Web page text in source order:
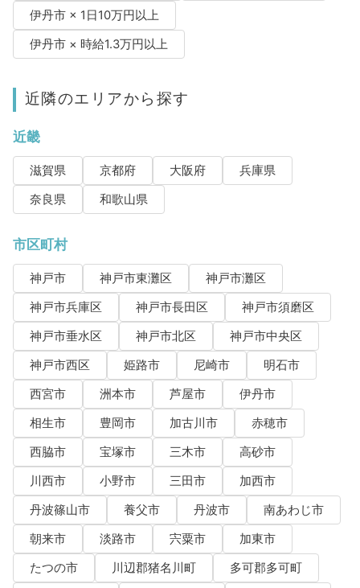
伊丹市 × 1日10万円以上
伊丹市 × 時給1.3万円以上
近隣のエリアから探す
近畿
滋賀県 京都府 大阪府
兵庫県
奈良県
和歌山県
市区町村
神戸市 神戸市東灘区
神戸市灘区
神戸市兵庫区
神戸市長田区
神戸市須磨区
神戸市垂水区
神戸市北区
神戸市中央区
神戸市西区
姫路市 尼崎市
明石市
西宮市
洲本市 芦屋市
伊丹市
相生市
豊岡市 加古川市
赤穂市
西脇市
宝塚市 三木市
高砂市
川西市
小野市 三田市
加西市
丹波篠山市
養父市 丹波市
南あわじ市
朝来市
淡路市 宍粟市
加東市
たつの市
川辺郡猪名川町
多可郡多可町